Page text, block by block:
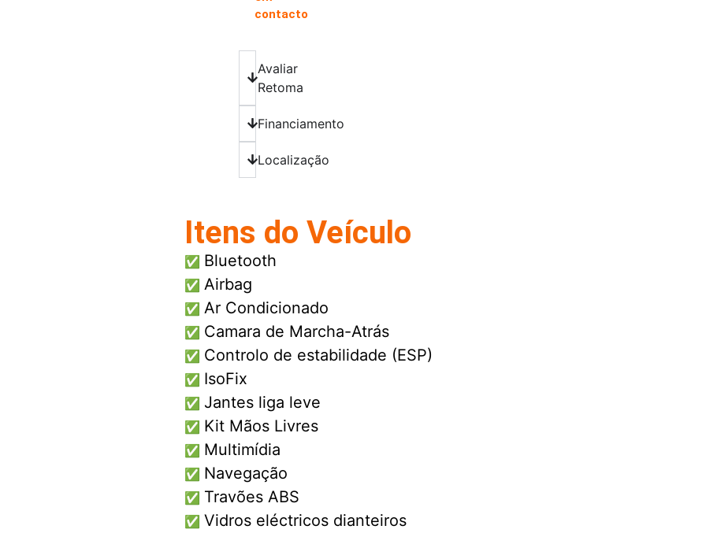
contacto
Avaliar
Retoma
Financiamento
Localização
Itens do Veículo
✅ Bluetooth
✅ Airbag
✅ Ar Condicionado
✅ Camara de Marcha-Atrás
✅ Controlo de estabilidade (ESP)
✅ IsoFix
✅ Jantes liga leve
✅ Kit Mãos Livres
✅ Multimídia
✅ Navegação
✅ Travões ABS
✅ Vidros eléctricos dianteiros